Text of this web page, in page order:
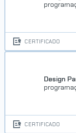
CERTIFICADO
Design
CERTIFICADO